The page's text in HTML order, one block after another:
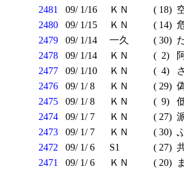
2481
09/ 1/16 ＫＮ ( 18)
2480
09/ 1/15 ＫＮ ( 14)
2479
09/ 1/14 一久 ( 30)
2478
09/ 1/14 ＫＮ ( 2)
2477
09/ 1/10 ＫＮ ( 4)
2476
09/ 1/ 8 ＫＮ ( 29)
2475
09/ 1/ 8 ＫＮ ( 9)
2474
09/ 1/ 7 ＫＮ ( 27)
2473
09/ 1/ 7 ＫＮ ( 30)
2472
09/ 1/ 6 S1 ( 27)
2471
09/ 1/ 6 ＫＮ ( 20)